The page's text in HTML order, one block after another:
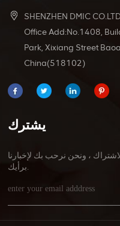
SHENZHEN DMIC
Office Add:No.1408,
Park, Xixiang Street
China(518102)
يشترك
، ونحن نرحب بك لإخبارنا
برأيك.